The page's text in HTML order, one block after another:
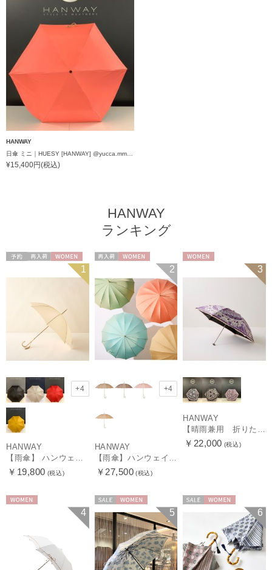
HANWAY
¥15,400円(税込)
HANWAY
ランキング
WOMEN 1
+4
HANWAY
【雨傘】 ハンウェイ （HANWAY） Couturier クチュリエ 長傘 日本製
￥19,800 (税込)
2
+4
HANWAY
【雨傘】ハンウェイ （HANWAY ）真田耳（サナダミミ）長傘 日本製 カーボン骨
￥27,500 (税込)
3
HANWAY
【晴雨兼用 折りたたみ日傘】ハンウェイ（ＨＡＮＷＡＹ）Vestido de frida（べスティード・デ・フリーダ）
￥22,000 (税込)
4 5 6